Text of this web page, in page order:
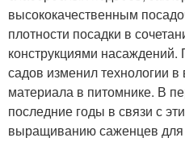
высококачественным
плотности посадки в
конструкциями
садов изменил технологии
материала в питомнике. В
последние годы в связи с
выращиванию саженцев для